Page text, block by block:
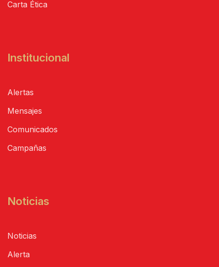
Carta Ética
Institucional
Alertas
Mensajes
Comunicados
Campañas
Noticias
Noticias
Alerta